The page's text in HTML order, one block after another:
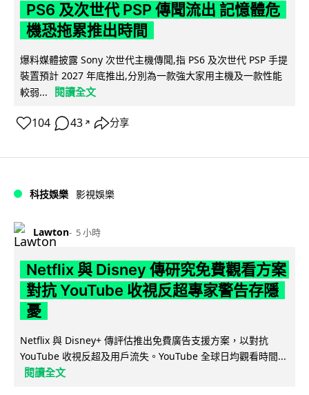
PS6 及次世代 PSP 傳聞流出 記憶體危
機恐拖累推出時間
爆料媒體披露 Sony 次世代主機傳聞,指 PS6 及次世代 PSP 手提
裝置預計 2027 年底推出,分別為一款強大家用主機及一款性能
較弱...
閱讀全文
104 43 ↗ 分享
科技娛樂 影視娛樂
Lawton 5 小時
Netflix 與 Disney 傳研究免費觀看方案
對抗 YouTube 收視反超專家警告存隱
憂
Netflix 與 Disney+ 傳評估推出免費廣告支援方案，以對抗
YouTube 收視反超及用戶流失。YouTube 全球日均觀看時間...
閱讀全文